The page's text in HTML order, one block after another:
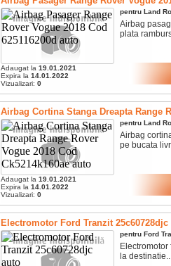
Adaugat la 19.01.2021
Expira la 14.01.2022
Vizualizari: 0
pentru Land
Airbag
plata
Airbag Cortina Stanga Dreapta Range
Adaugat la 19.01.2021
Expira la 14.01.2022
Vizualizari: 0
pentru Land
Airbag
pe bucata
Electromotor Ford Tranzit 25c60728djc
pentru Ford
la